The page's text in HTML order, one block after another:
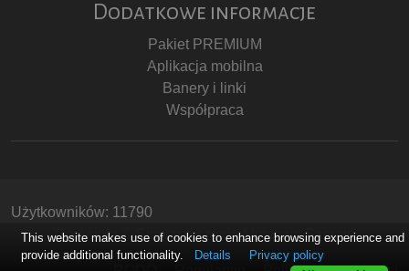
Dodatkowe informacje
Pakiet PREMIUM
Aplikacja mobilna
Banery i linki
Współpraca
Użytkowników: 11790
Copyright © Stowarzyszenie Musicam Sacram
This website makes use of cookies to enhance browsing experience and
provide additional functionality.
Details
Privacy policy